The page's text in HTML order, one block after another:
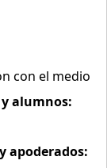
con el medio
alumnos:
apoderados: